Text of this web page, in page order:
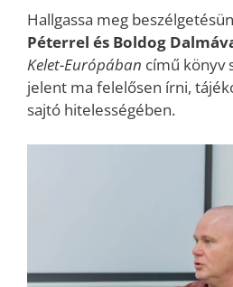
Hallgassa meg
Péterrel és Boldog
Kelet-Európában című könyv
jelent ma felelősen írni,
sajtó hitelességében.